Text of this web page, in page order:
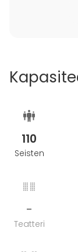
Näsbyviken
Dessutom
110
Seisten
-
Teatteri